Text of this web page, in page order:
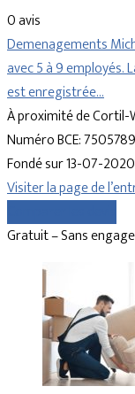
0 avis
Demenagements
avec 5 à 9 employés.
est enregistrée…
À proximité de Cortil-
Numéro BCE:
Fondé sur 13-07-2020
Visiter la page de
Gratuit – Sans